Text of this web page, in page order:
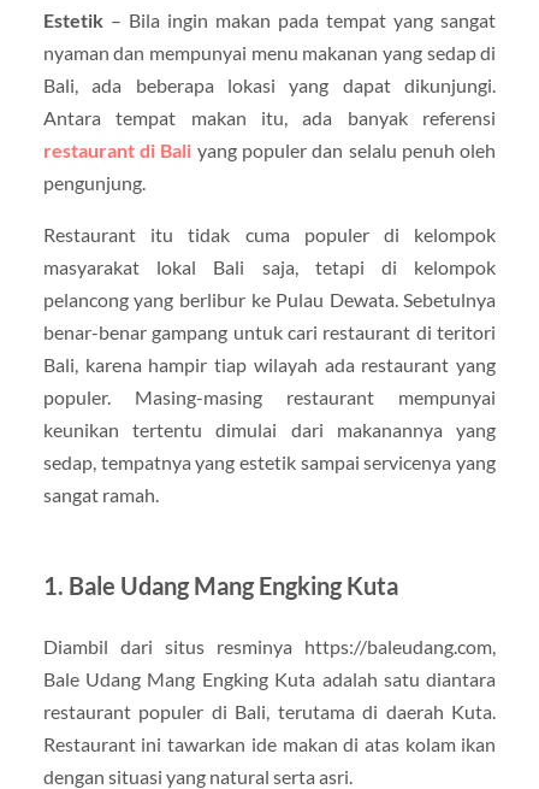
Estetik– Bila ingin makan pada tempat yang sangat
nyaman dan mempunyai menu makanan yang sedap di
Bali, ada beberapa lokasi yang dapat dikunjungi.
Antara tempat makan itu, ada banyak referensi
restaurant di Bali yang populer dan selalu penuh oleh
pengunjung.
Restaurant itu tidak cuma populer di kelompok
masyarakat lokal Bali saja, tetapi di kelompok
pelancong yang berlibur ke Pulau Dewata. Sebetulnya
benar-benar gampang untuk cari restaurant di teritori
Bali, karena hampir tiap wilayah ada restaurant yang
populer. Masing-masing restaurant mempunyai
keunikan tertentu dimulai dari makanannya yang
sedap, tempatnya yang estetik sampai servicenya yang
sangat ramah.
1. Bale Udang Mang Engking Kuta
Diambil dari situs resminya https://baleudang.com,
Bale Udang Mang Engking Kuta adalah satu diantara
restaurant populer di Bali, terutama di daerah Kuta.
Restaurant ini tawarkan ide makan di atas kolam ikan
dengan situasi yang natural serta asri.